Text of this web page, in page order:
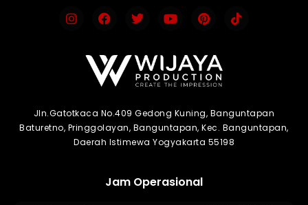
Jln.Gatotkaca No.409 Gedong Kuning, Banguntapan
Baturetno, Pringgolayan, Banguntapan, Kec. Banguntapan,
Daerah Istimewa Yogyakarta 55198
Jam Operasional